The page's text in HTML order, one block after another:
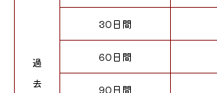
過
去
30日間
60日間
90日間